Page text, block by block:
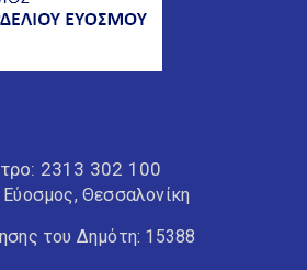
2313 302 100
Θεσσαλονίκη
του Δημότη: 15388